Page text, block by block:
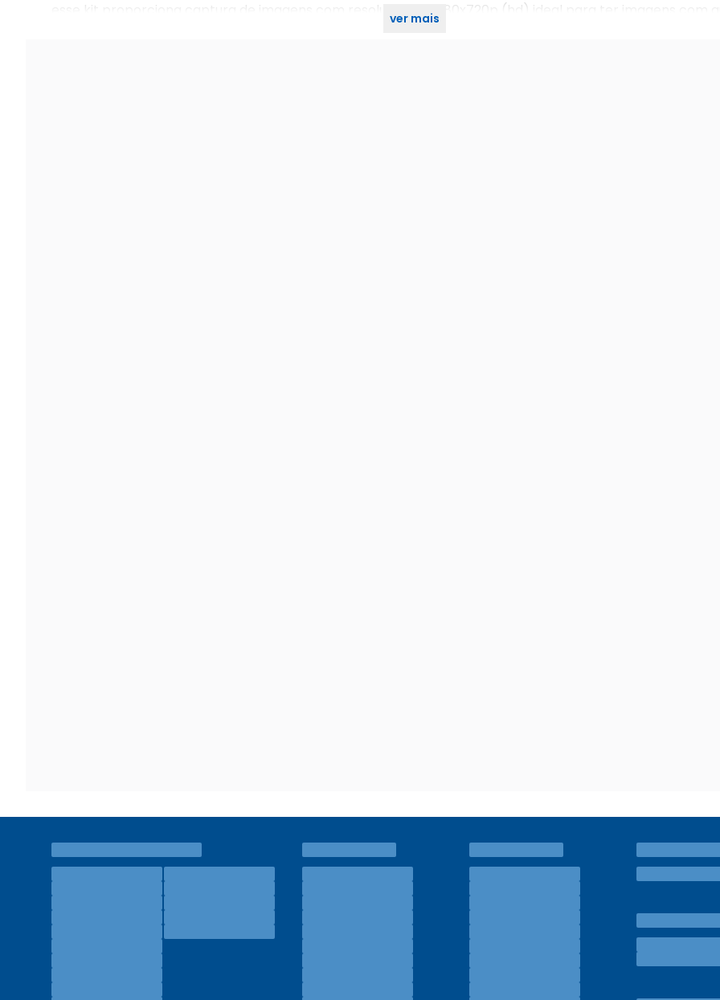
esse kit proporciona captura de imagens com resolução de 1280x720p (hd) ideal para ter imagens com
ver mais